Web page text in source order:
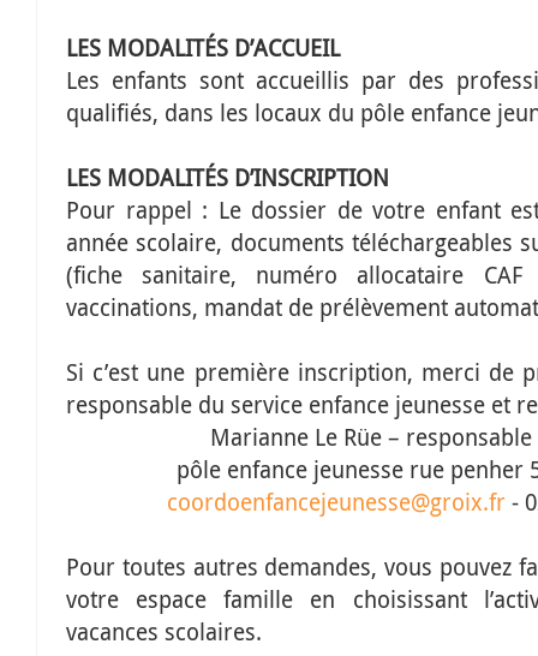
LES MODALITÉS D’ACCUEIL
Les enfants sont accueillis par des
qualifiés, dans les locaux du pôle enfance
LES MODALITÉS D’INSCRIPTION
Pour rappel : Le dossier de votre enfant
année scolaire, documents téléchargeables
(fiche sanitaire, numéro allocataire
vaccinations, mandat de prélèvement
Si c’est une première inscription, merci de
responsable du service enfance jeunesse et
Marianne Le Rüe – responsable
pôle enfance jeunesse rue penher
coordoenfancejeunesse@groix.fr-
Pour toutes autres demandes, vous pouvez
votre espace famille en choisissant
vacances scolaires.